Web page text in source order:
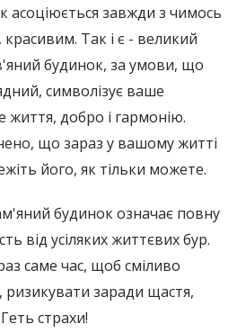
асоціюється завжди з чимось
Так і є - великий
будинок, за умови, що
символізує ваше
життя, добро і гармонію.
що зараз у вашому житті
його, як тільки можете.
будинок означає повну
від усіляких життєвих бур.
саме час, щоб сміливо
заради щастя,
страхи!